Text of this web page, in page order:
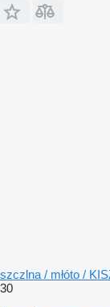
szczlna / młóto /
30